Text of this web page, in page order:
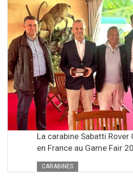
La carabine Sabatti Rover
en France au Game Fair
CARABINES